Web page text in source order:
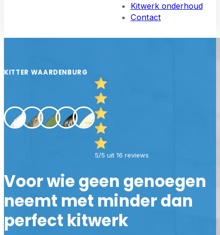
Kitwerk onderhoud
Contact
KITTER WAARDENBURG
5/5 uit 16 reviews
Voor wie geen genoegen
neemt met minder dan
perfect kitwerk